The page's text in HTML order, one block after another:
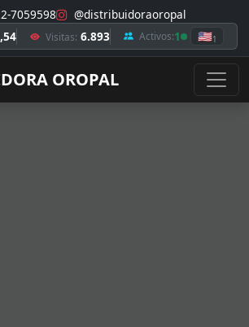
7059598 @distribuidoraoropal
Visitas: 6.893 Activos:1 🇺🇸1
OROPAL